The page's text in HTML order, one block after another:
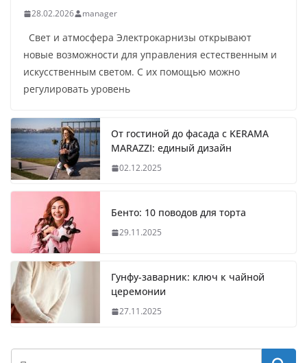
28.02.2026 manager
Свет и атмосфера Электрокарнизы открывают
новые возможности для управления естественным и
искусственным светом. С их помощью можно
регулировать уровень
От гостиной до фасада с KERAMA
MARAZZI: единый дизайн
02.12.2025
Бенто: 10 поводов для торта
29.11.2025
Гунфу-заварник: ключ к чайной
церемонии
27.11.2025